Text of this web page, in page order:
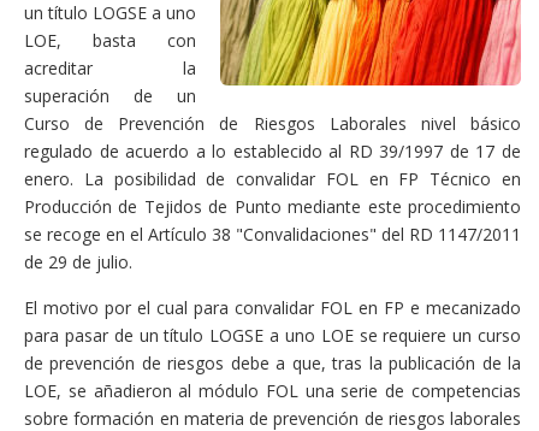
un título LOGSE a uno
LOE, basta con
acreditar la
superación de un
Curso de Prevención de Riesgos Laborales nivel básico
regulado de acuerdo a lo establecido al RD 39/1997 de 17 de
enero. La posibilidad de convalidar FOL en FP Técnico en
Producción de Tejidos de Punto mediante este procedimiento
se recoge en el Artículo 38 "Convalidaciones" del RD 1147/2011
de 29 de julio.
El motivo por el cual para convalidar FOL en FP e mecanizado
para pasar de un título LOGSE a uno LOE se requiere un curso
de prevención de riesgos debe a que, tras la publicación de la
LOE, se añadieron al módulo FOL una serie de competencias
sobre formación en materia de prevención de riesgos laborales